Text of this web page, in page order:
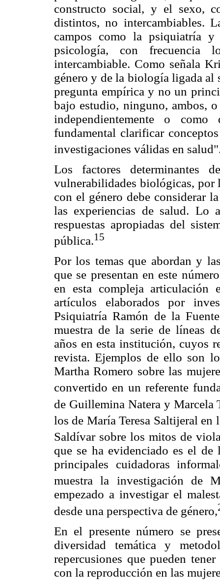
constructo social, y el sexo,
distintos, no intercambiables.
campos como la psiquiatría
psicología, con frecuencia
intercambiable. Como señala
género y de la biología ligada al
pregunta empírica y no un
bajo estudio, ninguno, ambos,
independientemente o
fundamental clarificar
investigaciones válidas en
Los factores determinantes
vulnerabilidades biológicas, por
con el género debe considerar
las experiencias de salud. Lo
respuestas apropiadas del
pública.15
Por los temas que abordan y
que se presentan en este
en esta compleja
artículos elaborados por
Psiquiatría Ramón de la
muestra de la serie de líneas
años en esta institución, cuyos
revista. Ejemplos de ello son
Martha Romero sobre las
convertido en un referente
de Guillemina Natera y
los de María Teresa Saltijeral en
Saldívar sobre los mitos de
que se ha evidenciado es el
principales cuidadoras
muestra la investigación de
empezado a investigar el
desde una perspectiva de género,
En el presente número se
diversidad temática y
repercusiones que pueden
con la reproducción en las